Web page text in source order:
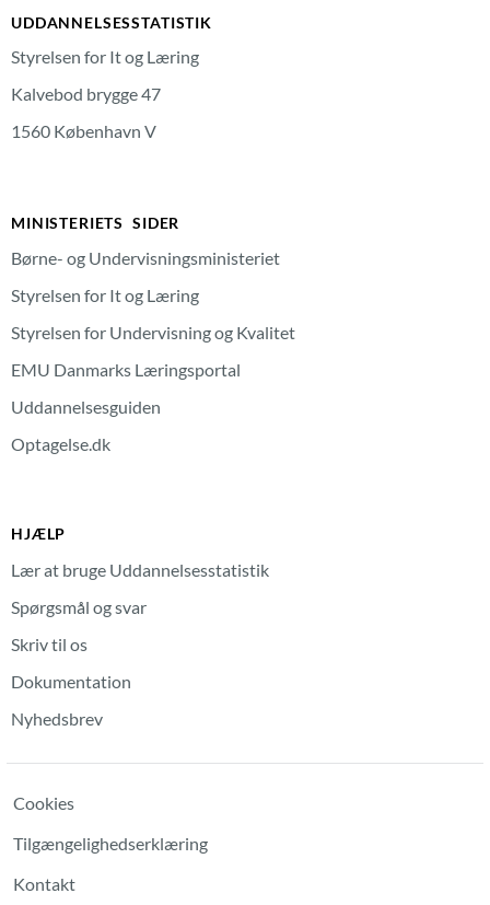
UDDANNELSESSTATISTIK
Styrelsen for It og Læring
Kalvebod brygge 47
1560 København V
MINISTERIETS SIDER
Børne- og Undervisningsministeriet
Styrelsen for It og Læring
Styrelsen for Undervisning og Kvalitet
EMU Danmarks Læringsportal
Uddannelsesguiden
Optagelse.dk
HJÆLP
Lær at bruge Uddannelsesstatistik
Spørgsmål og svar
Skriv til os
Dokumentation
Nyhedsbrev
Cookies
Tilgængelighedserklæring
Kontakt